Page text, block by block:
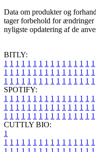
Data om produkter og
tager forbehold for ændringer
nyligste opdatering af de
BITLY:
1 1 1 1 1 1 1 1 1 1 1 1 1 1 1 1
1 1 1 1 1 1 1 1 1 1 1 1 1 1 1 1
1 1 1 1 1 1 1 1 1 1 1 1 1 1 1 1
SPOTIFY:
1 1 1 1 1 1 1 1 1 1 1 1 1 1 1 1
1 1 1 1 1 1 1 1 1 1 1 1 1 1 1 1
1 1 1 1 1 1 1 1 1 1 1 1 1 1 1 1
CUTTLY BIO:
1
1 1 1 1 1 1 1 1 1 1 1 1 1 1 1 1